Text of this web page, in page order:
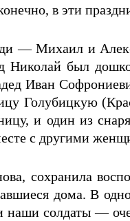
в эти
— Михаил и
Николай был
Иван
Голубицкую
и один из
с другими
сохранила
дома. В
наши солдаты —